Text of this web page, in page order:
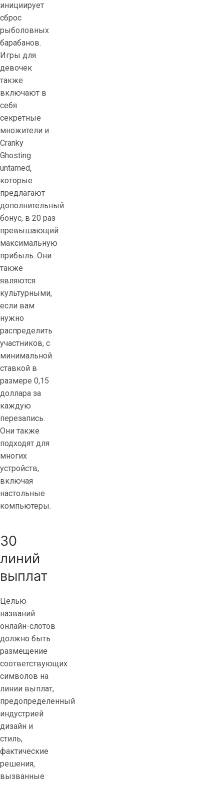
инициирует
сброс
рыболовных
барабанов.
Игры для
девочек
также
включают в
себя
секретные
множители и
Cranky
Ghosting
untamed,
которые
предлагают
дополнительный
бонус, в 20 раз
превышающий
максимальную
прибыль. Они
также
являются
культурными,
если вам
нужно
распределить
участников, с
минимальной
ставкой в ​​
размере 0,15
доллара за
каждую
перезапись.
Они также
подходят для
многих
устройств,
включая
настольные
компьютеры.
30
линий
выплат
Целью
названий
онлайн-слотов
должно быть
размещение
соответствующих
символов на
линии выплат,
предопределенный
индустрией
дизайн и
стиль,
фактические
решения,
вызванные